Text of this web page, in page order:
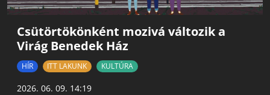
Csütörtökönként mozivá változik a
Virág Benedek Ház
HÍR ITT LAKUNK KULTÚRA
2026. 06. 09. 14:19